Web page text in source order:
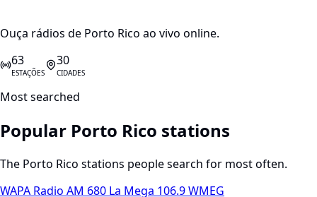
Ouça rádios de Porto Rico ao vivo online.
63
ESTAÇÕES
30
CIDADES
Most searched
Popular Porto Rico stations
The Porto Rico stations people search for most often.
WAPA Radio AM 680 La Mega 106.9 WMEG